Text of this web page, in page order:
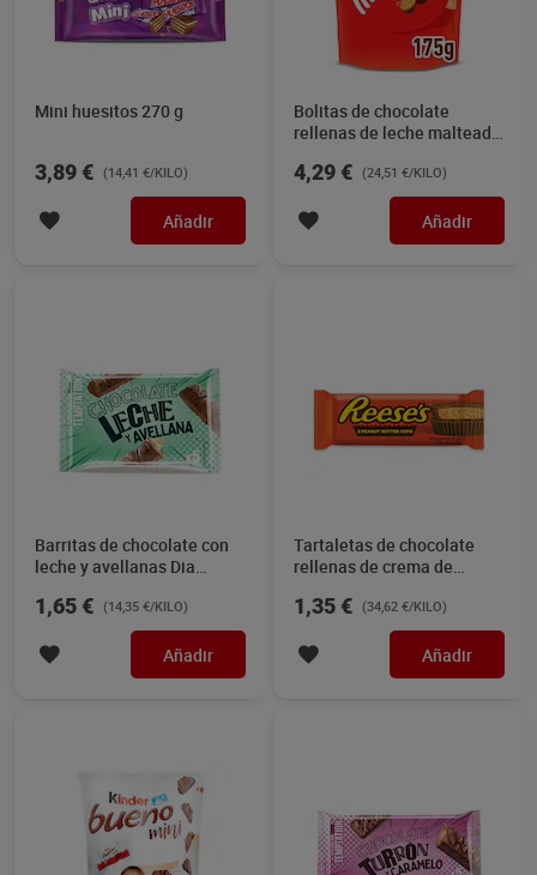
Mini huesitos 270 g
3,89 € (14,41 €/KILO)
Añadir
Bolitas de chocolate
rellenas de leche malteada
4,29 € (24,51 €/KILO)
Añadir
Barritas de chocolate con
leche y avellanas Dia
1,65 € (14,35 €/KILO)
Añadir
Tartaletas de chocolate
rellenas de crema de
1,35 € (34,62 €/KILO)
Añadir